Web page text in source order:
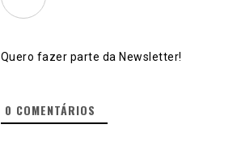
Quero fazer parte da Newsletter!
0 COMENTÁRIOS